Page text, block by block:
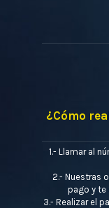
¿Cómo
1.- Llamar al
2.- Nuestras
pago y te
3.- Realizar el